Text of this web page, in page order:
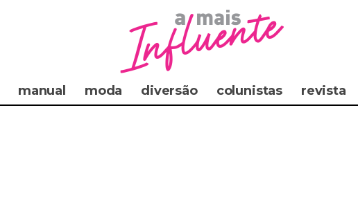
manual moda diversão colunistas revista